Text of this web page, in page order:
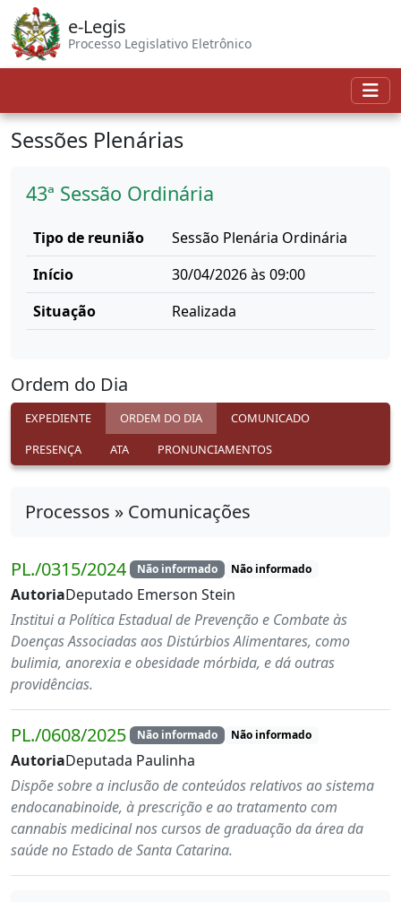
e-Legis
Processo Legislativo Eletrônico
Sessões Plenárias
43ª Sessão Ordinária
Tipo de reunião
Sessão Plenária Ordinária
Início
30/04/2026 às 09:00
Situação
Realizada
Ordem do Dia
EXPEDIENTE ORDEM DO DIA
COMUNICADO
PRESENÇA
ATA PRONUNCIAMENTOS
Processos » Comunicações
PL./0315/2024 Não informado Não informado
AutoriaDeputado Emerson Stein
Institui a Política Estadual de Prevenção e Combate às
Doenças Associadas aos Distúrbios Alimentares, como
bulimia, anorexia e obesidade mórbida, e dá outras
providências.
PL./0608/2025 Não informado Não informado
AutoriaDeputada Paulinha
Dispõe sobre a inclusão de conteúdos relativos ao sistema
endocanabinoide, à prescrição e ao tratamento com
cannabis medicinal nos cursos de graduação da área da
saúde no Estado de Santa Catarina.